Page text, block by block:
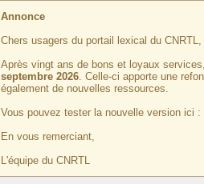
Annonce
Chers usagers du portail lexical du CNRTL,
Après vingt ans de bons et loyaux
septembre 2026. Celle-ci apporte une
également de nouvelles ressources.
Vous pouvez tester la nouvelle version ici :
En vous remerciant,
L'équipe du CNRTL